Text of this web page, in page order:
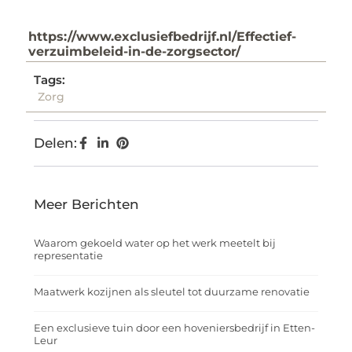
https://www.exclusiefbedrijf.nl/Effectief-
verzuimbeleid-in-de-zorgsector/
Tags:
Zorg
Delen:
Meer Berichten
Waarom gekoeld water op het werk meetelt bij
representatie
Maatwerk kozijnen als sleutel tot duurzame renovatie
Een exclusieve tuin door een hoveniersbedrijf in Etten-
Leur